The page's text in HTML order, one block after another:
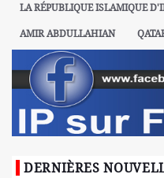
LA RÉPUBLIQUE ISLAMIQUE
AMIR ABDULLAHIAN
DERNIÈRES